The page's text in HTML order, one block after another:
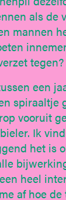
als de
mannen
tegen?
een
spiraaltje
vooruit
Ik
het is
heel
af hoe